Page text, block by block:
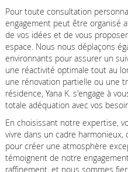
Pour toute consultation
engagement peut être organisé
de vos idées et de vous
espace. Nous nous déplaçons
environnants pour assurer un
une réactivité optimale tout au
une rénovation partielle ou une
résidence, Yana K. s'engage à
totale adéquation avec vos
En choisissant notre expertise,
vivre dans un cadre
pour créer une atmosphère
témoignent de notre
raffinement, et nous sommes